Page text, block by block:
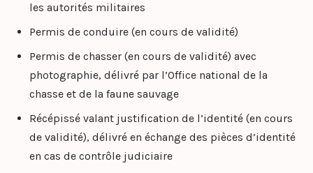
les autorités militaires
Permis de conduire (en cours de validité)
Permis de chasser (en cours de validité) avec
photographie, délivré par l’Office national de la
chasse et de la faune sauvage
Récépissé valant justification de l’identité (en cours
de validité), délivré en échange des pièces d’identité
en cas de contrôle judiciaire